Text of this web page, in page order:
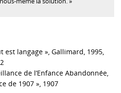
est langage », Gallimard, 1995,
de l’Enfance Abandonnée,
de 1907 », 1907